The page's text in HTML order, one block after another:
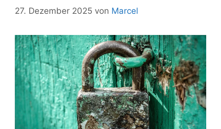
27. Dezember 2025 von Marcel